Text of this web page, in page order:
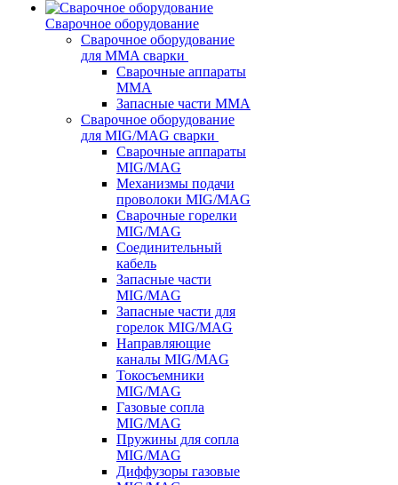
Сварочное оборудование
Сварочное оборудование
для MMA сварки
Сварочные аппараты
MMA
Запасные части MMA
Сварочное оборудование
для MIG/MAG сварки
Сварочные аппараты
MIG/MAG
Механизмы подачи
проволоки MIG/MAG
Сварочные горелки
MIG/MAG
Соединительный
кабель
Запасные части
MIG/MAG
Запасные части для
горелок MIG/MAG
Направляющие
каналы MIG/MAG
Токосъемники
MIG/MAG
Газовые сопла
MIG/MAG
Пружины для сопла
MIG/MAG
Диффузоры газовые